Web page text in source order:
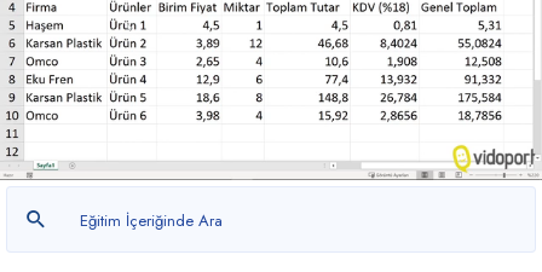
Veri Girişi ve Tablolar Oluşturmak
07:19
Yazıtipi Seçeneklerini Kullanmak
04:22
Hizalama Grubu Simgeleri ile Çalışmak
03:42